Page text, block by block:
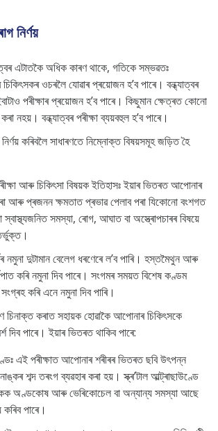
নিৰ্ণয়
এটাতকৈ অধিক কাৰণ থাকে, গতিকে সম্ভৱতঃ
ওচৰলৈ যোৱাৰ প্ৰয়োজন হ’ব পাৰে। বন্ধ্যাত্বৰ
পৰীক্ষাৰ প্ৰয়োজন হ’ব পাৰে। কিছুমান ক্ষেত্ৰত কোনো
নহয়। বন্ধ্যাত্বৰ পৰীক্ষা ব্যয়বহুল হ’ব পাৰে।
কৰিবলৈ সাধাৰণতে নিম্নোক্ত বিষয়সমূহ জড়িত হৈ
আৰুচিকিৎসা বিষয়কইতিহাসঃ ইয়াৰ ভিতৰত আপোনাৰ
আৰু প্ৰজনন ক্ষমতাত প্ৰভাৱ পেলাব পৰা যিকোনো বংশগত
স্বাস্থ্যজনিত সমস্যা, ৰোগ, আঘাত বা অস্ত্ৰোপচাৰৰ বিষয়ে
নমুনা দুটামান বেলেগ ধৰণেৰে ল’ব পাৰি। হস্তমৈথুন আৰু
কৰি নমুনা দিব পাৰে। সংগমৰ সময়ত বিশেষ কণ্ডম
সংগ্ৰহ কৰি এনে নমুনা দিব পাৰি।
চিনাক্ত কৰাত সহায়ক হোৱাকৈ আপোনাৰ চিকিৎসকে
দিব পাৰে। ইয়াৰ ভিতৰত থাকিব পাৰে:
এই পৰীক্ষাত আপোনাৰ শৰীৰৰ ভিতৰত ছবি উৎপন্ন
শব্দ তৰংগ ব্যৱহাৰ কৰা হয়। স্ক্ৰ’টাল আল্ট্ৰাছাউণ্ডে
অণ্ডকোষ আৰু ভেৰিকোচেল বা অন্যান্য সমস্যা আছে
পাৰে।